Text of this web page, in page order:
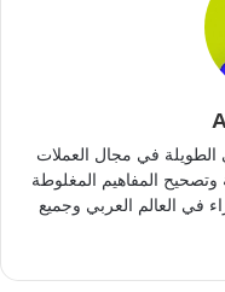
الطويلة في مجال العملات
المفاهيم المغلوطة
في العالم العربي وجميع